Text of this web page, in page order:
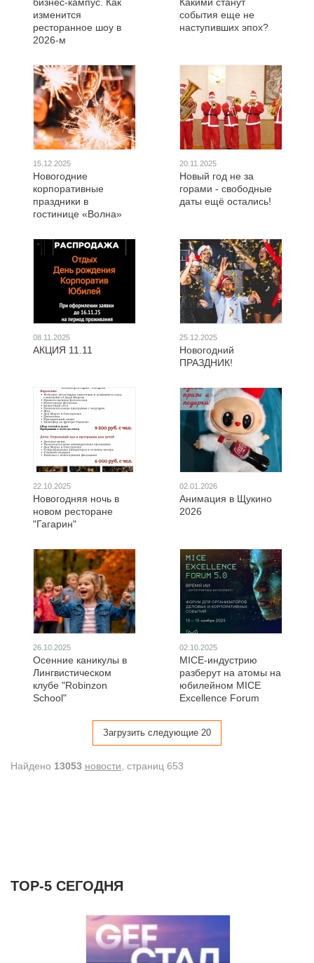
изменится
ресторанное шоу в
2026-м
события еще не
наступивших эпох?
15.12.2025
Новогодние
корпоративные
праздники в
гостинице «Волна»
20.11.2025
Новый год не за
горами - свободные
даты ещё остались!
08.11.2025
АКЦИЯ 11.11
25.12.2025
Новогодний
ПРАЗДНИК!
22.10.2025
Новогодняя ночь в
новом ресторане
"Гагарин"
02.01.2026
Анимация в Щукино
2026
26.10.2025
Осенние каникулы в
Лингвистическом
клубе "Robinzon
School"
02.10.2025
MICE-индустрию
разберут на атомы на
юбилейном MICE
Excellence Forum
Загрузить следующие 20
Найдено 13053 новости , cтраниц 653
ТОР-5 СЕГОДНЯ